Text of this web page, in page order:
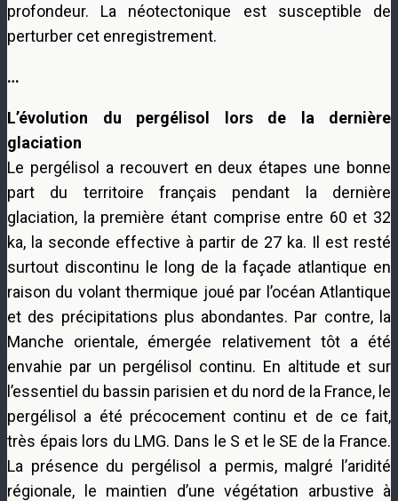
profondeur. La néotectonique est susceptible de
perturber cet enregistrement.
…
L’évolution du pergélisol lors de la dernière
glaciation
Le pergélisol a recouvert en deux étapes une bonne
part du territoire français pendant la dernière
glaciation, la première étant comprise entre 60 et 32
ka, la seconde effective à partir de 27 ka. Il est resté
surtout discontinu le long de la façade atlantique en
raison du volant thermique joué par l’océan Atlantique
et des précipitations plus abondantes. Par contre, la
Manche orientale, émergée relativement tôt a été
envahie par un pergélisol continu. En altitude et sur
l’essentiel du bassin parisien et du nord de la France, le
pergélisol a été précocement continu et de ce fait,
très épais lors du LMG. Dans le S et le SE de la France.
La présence du pergélisol a permis, malgré l’aridité
régionale, le maintien d’une végétation arbustive à